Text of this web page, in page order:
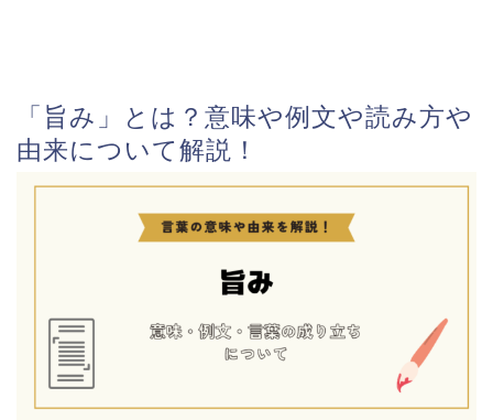
「旨み」とは？意味や例文や読み方や
由来について解説！